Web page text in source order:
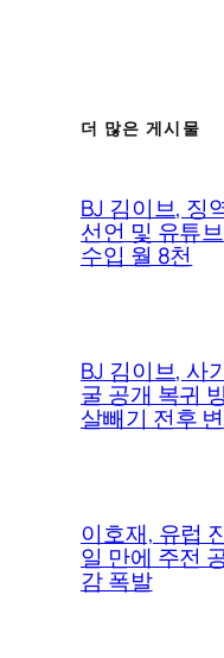
더 많은 게시물
BJ 김이브, 징
선언 및 유튜
수입 월 8천
BJ 김이브, 사
굴 공개 복귀
살빼기 전후
이호재, 유럽
일 만에 주전
감 폭발